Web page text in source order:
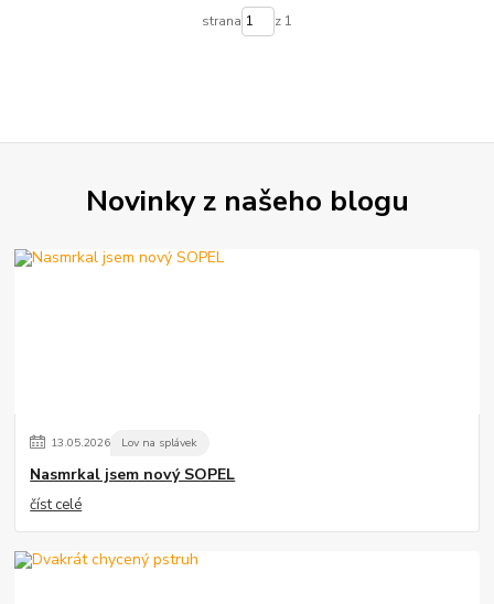
strana z 1
Novinky z našeho blogu
13.05.2026 Lov na splávek
Nasmrkal jsem nový SOPEL
číst celé